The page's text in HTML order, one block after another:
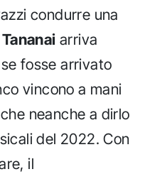
condurre una
Tananai arriva
fosse arrivato
vincono a mani
neanche a dirlo
del 2022. Con
il